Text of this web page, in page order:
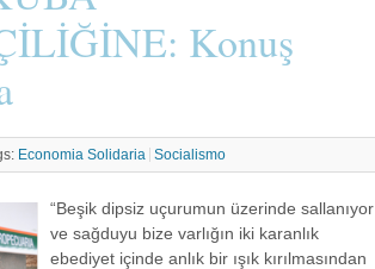
Konuş
Economia Solidaria Socialismo
“Beşik dipsiz uçurumun üzerinde sallanıyor
ve sağduyu bize varlığın iki karanlık
ebediyet içinde anlık bir ışık kırılmasından